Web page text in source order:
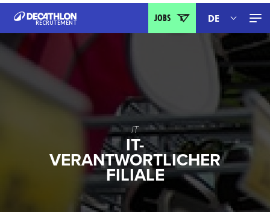
RECRUTEMENT
JOBS
IT
DE
IT
IT-
VERANTWORTLICHER
FILIALE